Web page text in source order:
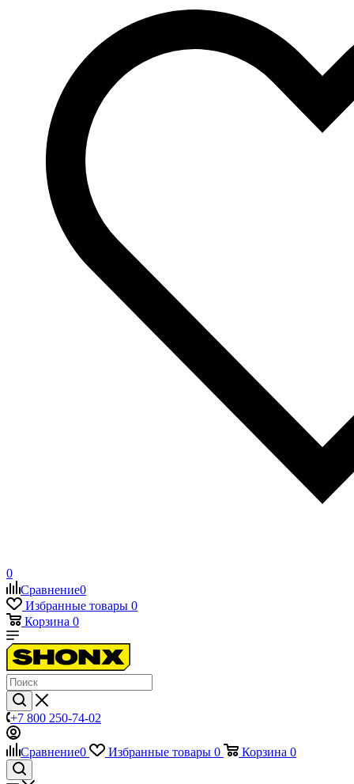
0
Сравнение0
Избранные товары 0
Корзина 0
+7 800 250-74-02
Сравнение0 Избранные товары 0 Корзина 0